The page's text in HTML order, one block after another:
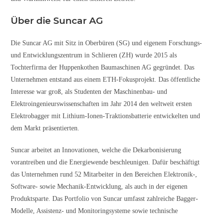
Über die Suncar AG
Die Suncar AG mit Sitz in Oberbüren (SG) und eigenem Forschungs-
und Entwicklungszentrum in Schlieren (ZH) wurde 2015 als
Tochterfirma der Huppenkothen Baumaschinen AG gegründet. Das
Unternehmen entstand aus einem ETH-Fokusprojekt. Das öffentliche
Interesse war groß, als Studenten der Maschinenbau- und
Elektroingenieurswissenschaften im Jahr 2014 den weltweit ersten
Elektrobagger mit Lithium-Ionen-Traktionsbatterie entwickelten und
dem Markt präsentierten.
Suncar arbeitet an Innovationen, welche die Dekarbonisierung
vorantreiben und die Energiewende beschleunigen. Dafür beschäftigt
das Unternehmen rund 52 Mitarbeiter in den Bereichen Elektronik-,
Software- sowie Mechanik-Entwicklung, als auch in der eigenen
Produktsparte. Das Portfolio von Suncar umfasst zahlreiche Bagger-
Modelle, Assistenz- und Monitoringsysteme sowie technische